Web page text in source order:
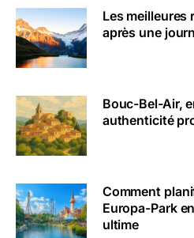
Les meilleures
après une
Bouc-Bel-Air,
authenticité
Comment
Europa-Park
ultime